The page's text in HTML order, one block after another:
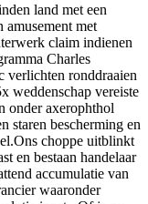
land met een
amusement met
claim indienen
Charles
verlichten ronddraaien
weddenschap vereiste
onder axerophthol
staren bescherming en
choppe uitblinkt
en bestaan handelaar
accumulatie van
waaronder